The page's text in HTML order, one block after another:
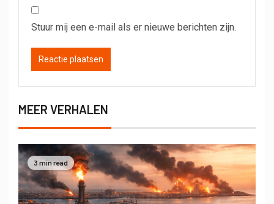
Stuur mij een e-mail als er nieuwe berichten zijn.
MEER VERHALEN
3 min read